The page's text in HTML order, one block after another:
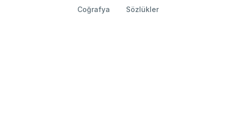
Coğrafya Sözlükler